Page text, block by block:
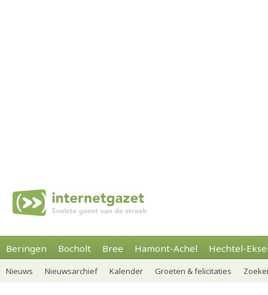
Beringen Bocholt Bree Hamont-Achel Hechtel-
Nieuws Nieuwsarchief Kalender Groeten & felicitaties